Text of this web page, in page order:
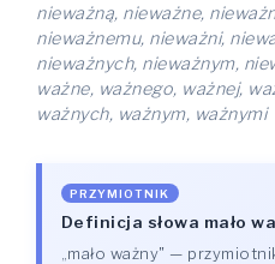
nieważną, nieważne,
nieważnemu, nieważni,
nieważnych, nieważnym,
ważne, ważnego, ważnej,
ważnych, ważnym, ważnymi
PRZYMIOTNIK
Definicja słowa mało
„mało ważny" —